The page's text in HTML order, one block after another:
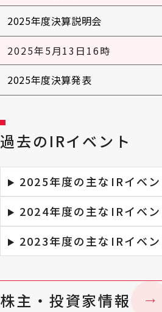
2025年度決算説明会
2025年5月13日16時
2025年度決算発表
過去のIRイベント
2025年度の主なIRイベン
2024年度の主なIRイベン
2023年度の主なIRイベン
株主・投資家情報